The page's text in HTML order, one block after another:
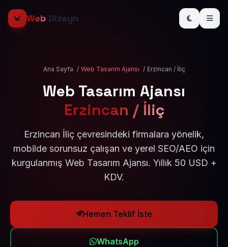
Web Dizayn
Ana Sayfa / Web Tasarım Ajansı / Erzincan / İliç
Web Tasarım Ajansı
Erzincan / İliç
Erzincan İliç çevresindeki firmalara yönelik,
mobilde sorunsuz çalışan ve yerel SEO/AEO için
kurgulanmış Web Tasarım Ajansı. Yıllık 50 USD +
KDV.
Hemen Teklif İste
WhatsApp